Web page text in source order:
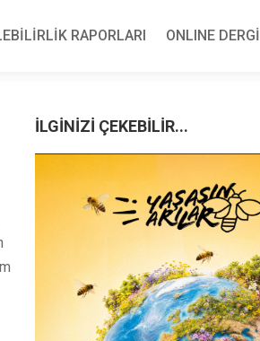
RAPORLARI ONLINE DERGİ
İLGİNİZİ ÇEKEBİLİR...